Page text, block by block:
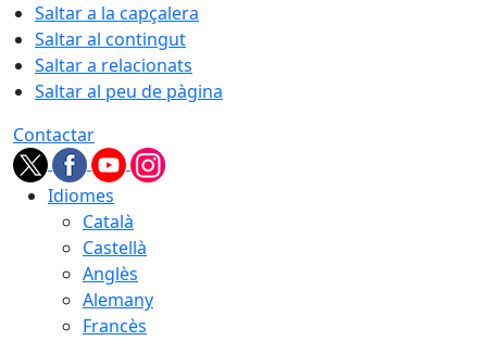
Saltar a la capçalera
Saltar al contingut
Saltar a relacionats
Saltar al peu de pàgina
Contactar
Idiomes
Català
Castellà
Anglès
Alemany
Francès